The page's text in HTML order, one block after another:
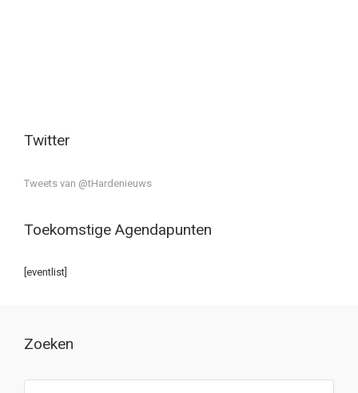
Twitter
Tweets van @tHardenieuws
Toekomstige Agendapunten
[eventlist]
Zoeken